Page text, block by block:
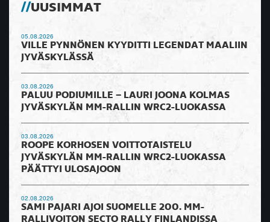
UUSIMMAT
05.08.2026
VILLE PYNNÖNEN KYYDITTI LEGENDAT MAALIIN
JYVÄSKYLÄSSÄ
03.08.2026
PALUU PODIUMILLE – LAURI JOONA KOLMAS
JYVÄSKYLÄN MM-RALLIN WRC2-LUOKASSA
03.08.2026
ROOPE KORHOSEN VOITTOTAISTELU
JYVÄSKYLÄN MM-RALLIN WRC2-LUOKASSA
PÄÄTTYI ULOSAJOON
02.08.2026
SAMI PAJARI AJOI SUOMELLE 200. MM-
RALLIVOITON SECTO RALLY FINLANDISSA